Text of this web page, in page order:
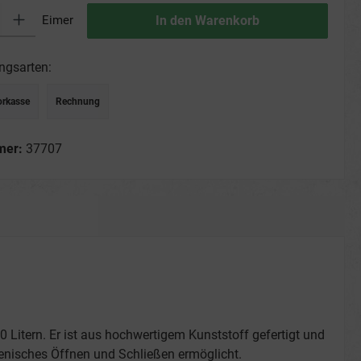
Eimer In den Warenkorb
Rechnung
37707
Litern. Er ist aus hochwertigem Kunststoff gefertigt und
Öffnen und Schließen ermöglicht.